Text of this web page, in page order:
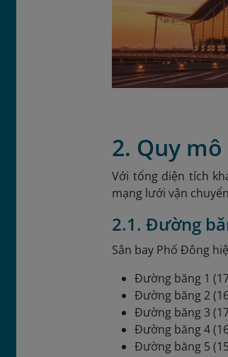
2. Quy
Với tổng diện tích
mạng lưới vận
2.1. Đường
Sân bay Phố Đông
Đường băng 1
Đường băng 2
Đường băng 3
Đường băng 4
Đường băng 5